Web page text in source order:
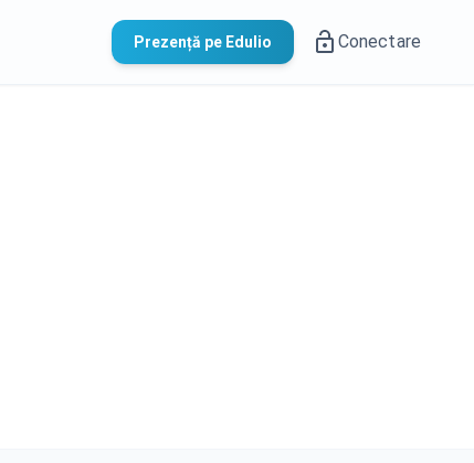
Prezență pe Edulio Conectare